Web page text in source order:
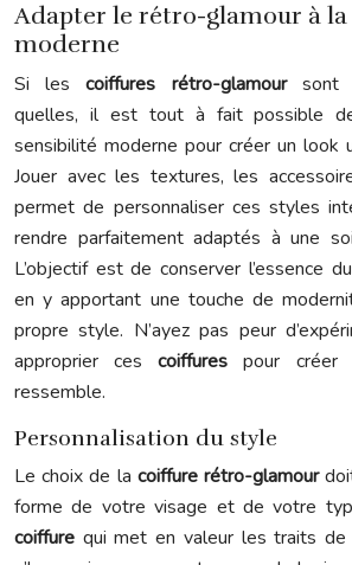
Adapter le rétro-glamour à la
moderne
Si lescoiffures rétro-glamour sont
quelles, il est tout à fait possible
sensibilité moderne pour créer un look
Jouer avec les textures, les
permet de personnaliser ces styles
rendre parfaitement adaptés à une
L’objectif est de conserver l’essence
en y apportant une touche de
propre style. N’ayez pas peur
approprier cescoiffurespour
ressemble.
Personnalisation du style
Le choix de la coiffure rétro-glamour
forme de votre visage et de votre
coiffure qui met en valeur les traits